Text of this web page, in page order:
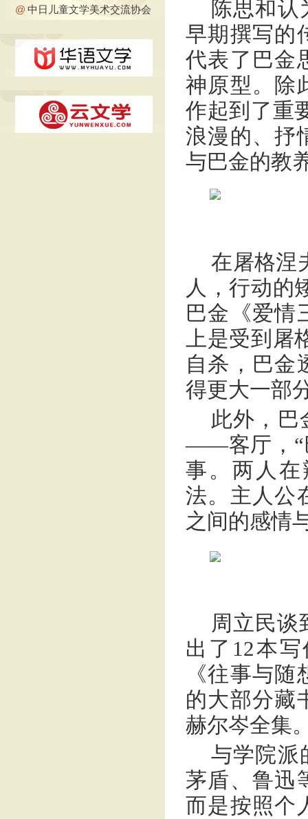
@ 中日儿童文学美术交流协会
陈思和认
早期撰写的
代表了巴金
神原型。除
作起到了重
浪漫的、抒
与巴金的教
在屠格涅
人，行动的
巴金《爱情
上是受到屠
自杀，巴金
得更大一部
此外，巴
——客厅，“
事。两人
法。主人公
之间的感情
周立民谈
出了12本
《往事与
的大部分藏
赫尔岑全集
与学院派
茅盾、鲁迅
而是按照个